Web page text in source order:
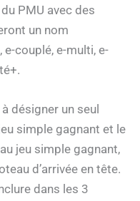
PMU avec des
un nom
couplé, e-multi, e-
désigner un seul
simple gagnant et le
jeu simple gagnant,
d’arrivée en tête.
dans les 3